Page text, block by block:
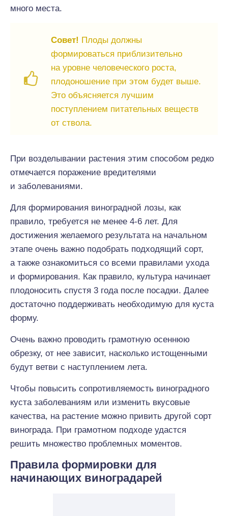
много места.
Совет! Плоды должны
формироваться приблизительно
на уровне человеческого роста,
плодоношение при этом будет выше.
Это объясняется лучшим
поступлением питательных веществ
от ствола.
При возделывании растения этим способом редко
отмечается поражение вредителями
и заболеваниями.
Для формирования виноградной лозы, как
правило, требуется не менее 4-6 лет. Для
достижения желаемого результата на начальном
этапе очень важно подобрать подходящий сорт,
а также ознакомиться со всеми правилами ухода
и формирования. Как правило, культура начинает
плодоносить спустя 3 года после посадки. Далее
достаточно поддерживать необходимую для куста
форму.
Очень важно проводить грамотную осеннюю
обрезку, от нее зависит, насколько истощенными
будут ветви с наступлением лета.
Чтобы повысить сопротивляемость виноградного
куста заболеваниям или изменить вкусовые
качества, на растение можно привить другой сорт
винограда. При грамотном подходе удастся
решить множество проблемных моментов.
Правила формировки для
начинающих виноградарей